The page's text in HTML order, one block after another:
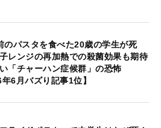
のパスタを食べた20歳の学生が死
レンジの再加熱での殺菌効果も期待
「チャーハン症候群」の恐怖
年6月バズり記事1位】